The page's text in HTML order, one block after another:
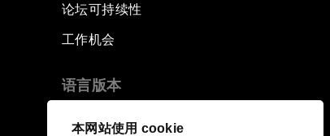
本网站使用 cookie
Security Outlook for the Korean
Peninsula
Bridging the Gender Divide
China's Clean Tech Revolution
论坛可持续性
工作机会
语言版本